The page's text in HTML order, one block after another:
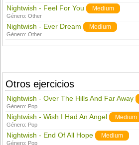
Nightwish - Feel For You Medium
Género:Other
Nightwish - Ever Dream Medium
Género:Other
Otros ejercicios
Nightwish - Over The Hills And Far Away
Género: Pop
Nightwish - Wish I Had An Angel Medium
Género: Pop
Nightwish - End Of All Hope Medium
Género: Pop